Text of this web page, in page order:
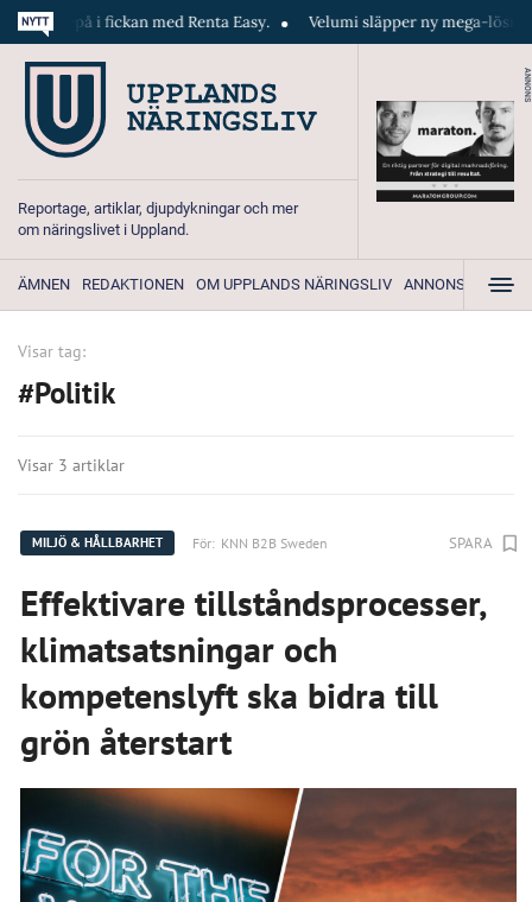
depå i fickan med Renta Easy. Velumi släpper ny mega-lösning
Reportage, artiklar, djupdykningar och mer
om näringslivet i Uppland.
ANNONS
ÄMNEN REDAKTIONEN OM UPPLANDS NÄRINGSLIV ANNONSERA
Visar tag:
#Politik
Visar 3 artiklar
MILJÖ & HÅLLBARHET För: KNN B2B Sweden SPARA
Effektivare tillståndsprocesser,
klimatsatsningar och
kompetenslyft ska bidra till
grön återstart